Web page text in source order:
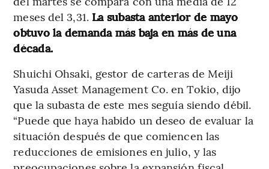
meses del 3,31.La subasta anterior de mayo
obtuvo la demanda más baja en más de una
década.
Shuichi Ohsaki, gestor de carteras de Meiji
Yasuda Asset Management Co. en Tokio, dijo
que la subasta de este mes seguía siendo débil.
“Puede que haya habido un deseo de evaluar la
situación después de que comiencen las
reducciones de emisiones en julio, y las